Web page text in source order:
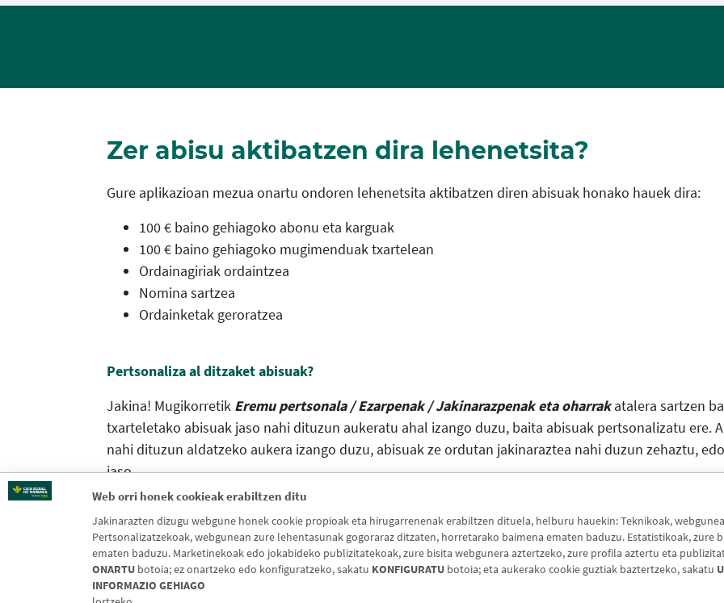
Web orri honek cookieak erabiltzen ditu
Jakinarazten dizugu webgune honek cookie propioak eta hirugarrenenak erabiltzen dituela, helburu hauekin: Teknikoak,
Pertsonalizatzekoak, webgunean zure lehentasunak gogoraraz ditzaten, horretarako baimena ematen baduzu. Estatistikoak,
ematen baduzu. Marketinekoak edo jokabideko publizitatekoak, zure bisita webgunera aztertzeko, zure profila aztertu eta
ONARTU botoia; ez onartzeko edo konfiguratzeko, sakatu KONFIGURATU botoia; eta aukerako cookie guztiak baztertzeko, sakatu
INFORMAZIO GEHIAGO
Zer abisu aktibatzen dira lehenetsita?
Gure aplikazioan mezua onartu ondoren lehenetsita aktibatzen diren abisuak honako hauek dira:
100 € baino gehiagoko abonu eta karguak
100 € baino gehiagoko mugimenduak txartelean
Ordainagiriak ordaintzea
Nomina sartzea
Ordainketak geroratzea
Pertsonaliza al ditzaket abisuak?
Jakina! Mugikorretik Eremu pertsonala / Ezarpenak / Jakinarazpenak eta oharrakatalera sartzen
txarteletako abisuak jaso nahi dituzun aukeratu ahal izango duzu, baita abisuak pertsonalizatu ere.
nahi dituzun aldatzeko aukera izango duzu, abisuak ze ordutan jakinaraztea nahi duzun zehaztu,
jaso.